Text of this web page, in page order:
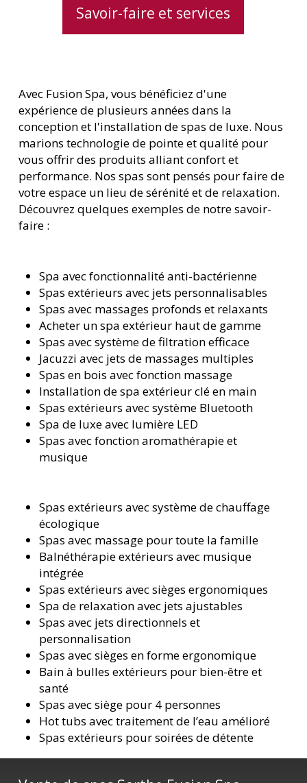
Savoir-faire et services
Avec Fusion Spa, vous bénéficiez d'une
expérience de plusieurs années dans la
conception et l'installation de spas de luxe. Nous
marions technologie de pointe et qualité pour
vous offrir des produits alliant confort et
performance. Nos spas sont pensés pour faire de
votre espace un lieu de sérénité et de relaxation.
Découvrez quelques exemples de notre savoir-
faire :
Spa avec fonctionnalité anti-bactérienne
Spas extérieurs avec jets personnalisables
Spas avec massages profonds et relaxants
Acheter un spa extérieur haut de gamme
Spas avec système de filtration efficace
Jacuzzi avec jets de massages multiples
Spas en bois avec fonction massage
Installation de spa extérieur clé en main
Spas extérieurs avec système Bluetooth
Spa de luxe avec lumière LED
Spas avec fonction aromathérapie et
musique
Spas extérieurs avec système de chauffage
écologique
Spas avec massage pour toute la famille
Balnéthérapie extérieurs avec musique
intégrée
Spas extérieurs avec sièges ergonomiques
Spa de relaxation avec jets ajustables
Spas avec jets directionnels et
personnalisation
Spas avec sièges en forme ergonomique
Bain à bulles extérieurs pour bien-être et
santé
Spas avec siège pour 4 personnes
Hot tubs avec traitement de l’eau amélioré
Spas extérieurs pour soirées de détente